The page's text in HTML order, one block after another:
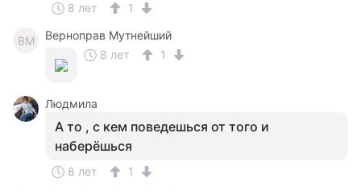
8 лет 1
ВМ
Верноправ Мутнейший
8 лет
1
Людмила
А то , с кем поведешься от того и
наберёшься
8 лет 1